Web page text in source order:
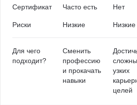
Сертификат Часто есть Нет
Риски Низкие Низкие
Для чего
подходит?
Сменить
профессию
и прокачать
навыки
узких
целей